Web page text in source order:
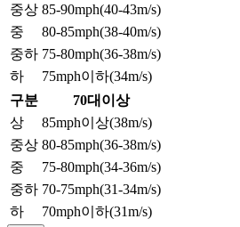
중상 85-90mph(40-43m/s)
중
80-85mph(38-40m/s)
중하 75-80mph(36-38m/s)
하
75mph이하(34m/s)
구분
70대이상
상
85mph이상(38m/s)
중상 80-85mph(36-38m/s)
중
75-80mph(34-36m/s)
중하 70-75mph(31-34m/s)
하
70mph이하(31m/s)